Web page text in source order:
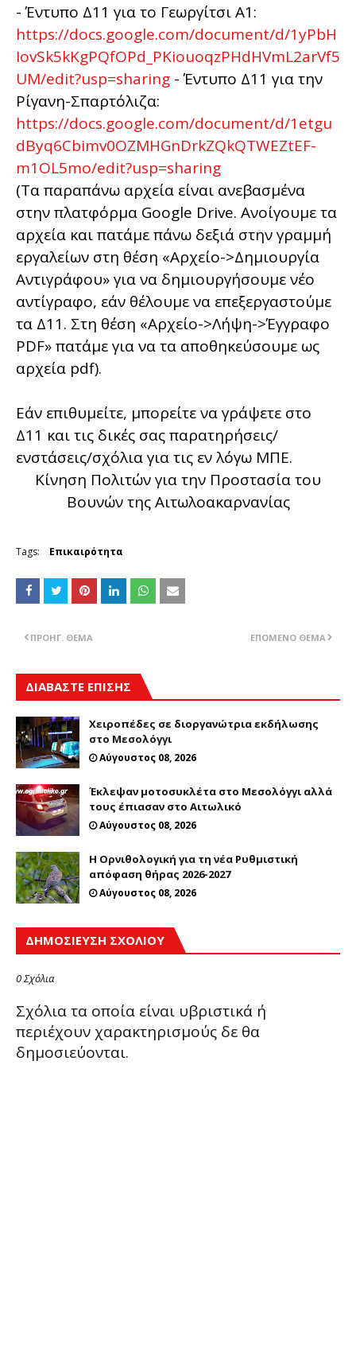
- Έντυπο Δ11 για το Γεωργίτσι Α1:
https://docs.google.com/document/d/1yPbH
IovSk5kKgPQfOPd_PKiouoqzPHdHVmL2arVf5
UM/edit?usp=sharing - Έντυπο Δ11 για την
Ρίγανη-Σπαρτόλιζα:
https://docs.google.com/document/d/1etgu
dByq6Cbimv0OZMHGnDrkZQkQTWEZtEF-
m1OL5mo/edit?usp=sharing
(Τα παραπάνω αρχεία είναι ανεβασμένα
στην πλατφόρμα Google Drive. Ανοίγουμε τα
αρχεία και πατάμε πάνω δεξιά στην γραμμή
εργαλείων στη θέση «Αρχείο->Δημιουργία
Αντιγράφου» για να δημιουργήσουμε νέο
αντίγραφο, εάν θέλουμε να επεξεργαστούμε
τα Δ11. Στη θέση «Αρχείο->Λήψη->Έγγραφο
PDF» πατάμε για να τα αποθηκεύσουμε ως
αρχεία pdf).
Εάν επιθυμείτε, μπορείτε να γράψετε στο
Δ11 και τις δικές σας παρατηρήσεις/
ενστάσεις/σχόλια για τις εν λόγω ΜΠΕ.
Κίνηση Πολιτών για την Προστασία του
Βουνών της Αιτωλοακαρνανίας
Tags: Επικαιρότητα
ΕΠΌΜΕΝΟ ΘΈΜΑ
ΠΡΟΗΓ. ΘΈΜΑ
ΔΙΑΒΑΣΤΕ ΕΠΙΣΗΣ
Χειροπέδες σε διοργανώτρια εκδήλωσης
στο Μεσολόγγι
Αύγουστος 08, 2026
Έκλεψαν μοτοσυκλέτα στο Μεσολόγγι αλλά
τους έπιασαν στο Αιτωλικό
Αύγουστος 08, 2026
Η Ορνιθολογική για τη νέα Ρυθμιστική
απόφαση θήρας 2026-2027
Αύγουστος 08, 2026
ΔΗΜΟΣΊΕΥΣΗ ΣΧΟΛΊΟΥ
0 Σχόλια
Σχόλια τα οποία είναι υβριστικά ή
περιέχουν χαρακτηρισμούς δε θα
δημοσιεύονται.